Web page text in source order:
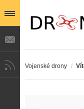
Vojenské drony /